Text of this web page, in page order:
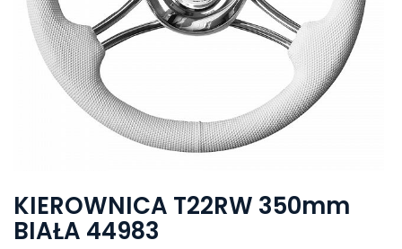
KIEROWNICA T22RW 350mm
BIAŁA 44983